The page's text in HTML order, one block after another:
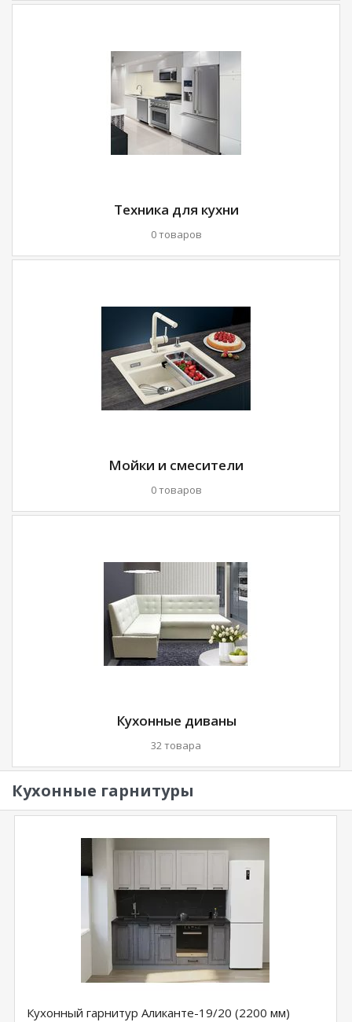
Техника для кухни
0 товаров
Мойки и смесители
0 товаров
Кухонные диваны
32 товара
Кухонные гарнитуры
Кухонный гарнитур Аликанте-19/20 (2200 мм)